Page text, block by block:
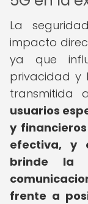
La
impacto
ya que
privacidad y
transmitida
usuarios
y
efectiva, y
brinde la
frente a